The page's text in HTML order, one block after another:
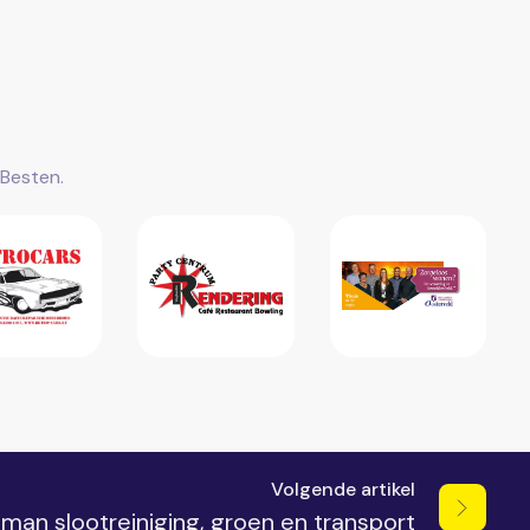
Volgende artikel
slootreiniging, groen en transport